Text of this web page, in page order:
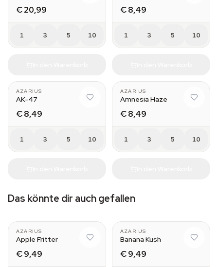
€ 20,99
1 3 5 10
€ 8,49
1 3 5 10
AZARIUS
AK-47
€ 8,49
1 3 5 10
AZARIUS
Amnesia Haze
€ 8,49
1 3 5 10
Das könnte dir auch gefallen
AZARIUS
Apple Fritter
€ 9,49
AZARIUS
Banana Kush
€ 9,49